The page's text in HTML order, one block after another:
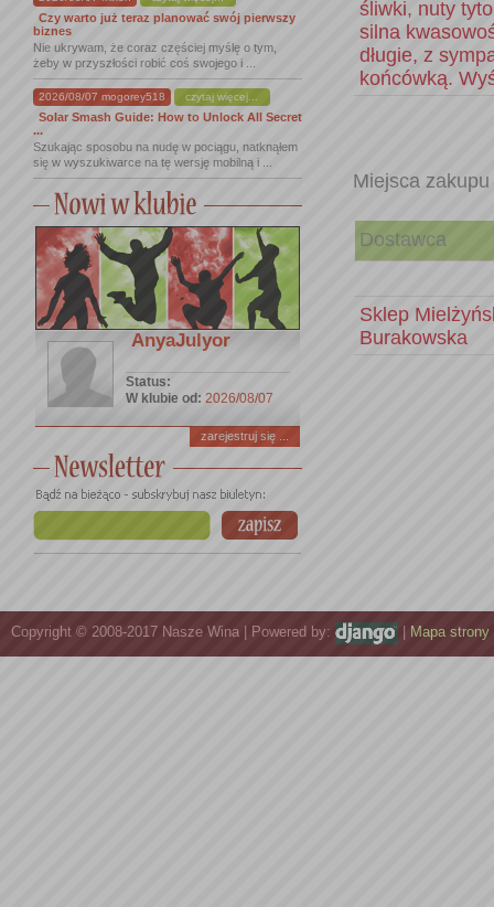
Czy warto już teraz planować swój pierwszy
biznes
Nie ukrywam, że coraz częściej myślę o tym,
żeby w przyszłości robić coś swojego i ...
2026/08/07 mogorey518 czytaj więcej...
Solar Smash Guide: How to Unlock All Secret
...
Szukając sposobu na nudę w pociągu, natknąłem
się w wyszukiwarce na tę wersję mobilną i ...
AnyaJulyor
Status:
W klubie od: 2026/08/07
zarejestruj się ...
śliwki, nuty
silna
długie, z
końcówką.
Miejsca zakupu
Dostawca
Sklep
Burakowska
Copyright © 2008-2017 Nasze Wina | Powered by: Mapa strony